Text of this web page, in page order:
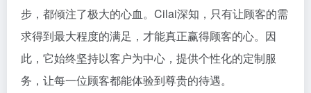
步，都倾注了极大的心血。Cilai深知，只有让顾客的需
求得到最大程度的满足，才能真正赢得顾客的心。因
此，它始终坚持以客户为中心，提供个性化的定制服
务，让每一位顾客都能体验到尊贵的待遇。